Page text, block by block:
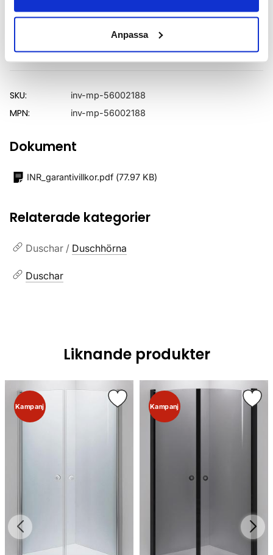
Anpassa
Mattsvarta profiler
SKU: inv-mp-56002188
MPN: inv-mp-56002188
Dokument
INR_garantivillkor.pdf (77.97 KB)
Relaterade kategorier
Duschar / Duschhörna
Duschar
Liknande produkter
Kampanj Kampanj